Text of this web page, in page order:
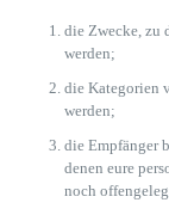
die Zwecke, zu
werden;
die Kategorien
werden;
die Empfänger
denen eure
noch